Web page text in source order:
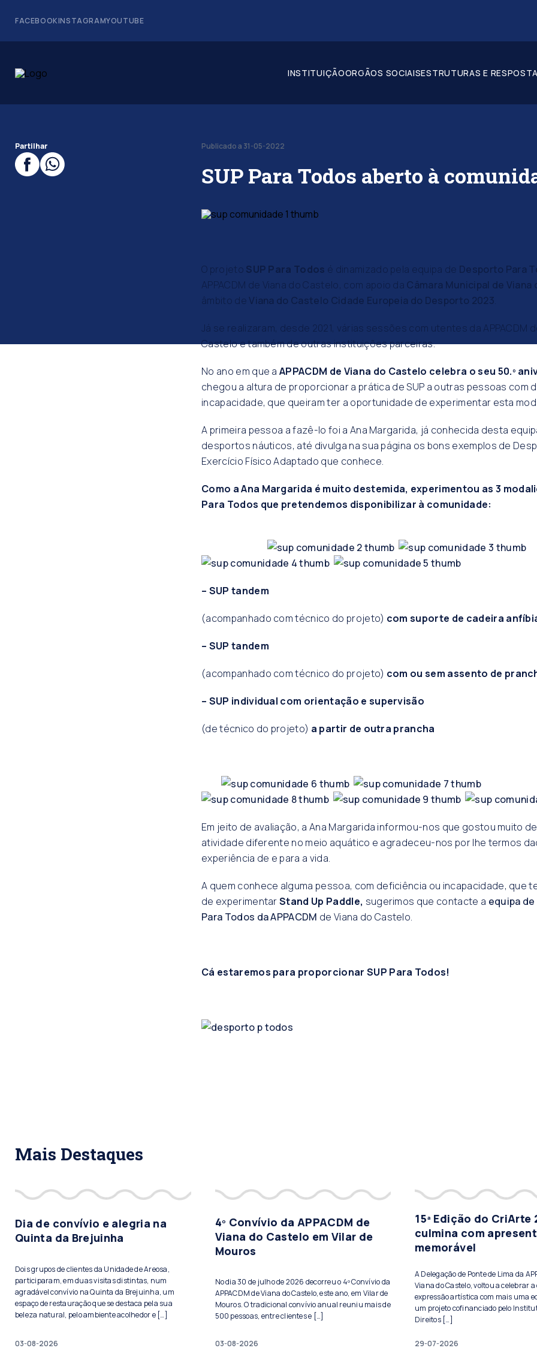
FACEBOOKINSTAGRAMYOUTUBE
INSTITUIÇÃOORGÃOS SOCIAISESTRUTURAS E
Partilhar Publicado a 31-05-2022
SUP Para Todos aberto à
O projeto SUP Para Todos é dinamizado pela equipa de Desporto Para
APPACDM de Viana do Castelo, com apoio da Câmara Municipal de
âmbito deViana do Castelo Cidade Europeia do Desporto 2023.
Já se realizaram, desde 2021, várias sessões com utentes da APPACDM
Castelo e também de outras instituições parceiras.
No ano em que aAPPACDM de Viana do Castelo celebra o seu 50.º
chegou a altura de proporcionar a prática de SUP a outras pessoas com
incapacidade, que queiram ter a oportunidade de experimentar esta
A primeira pessoa a fazê-lo foi a Ana Margarida, já conhecida desta
desportos náuticos, até divulga na sua página os bons exemplos de
Exercício Físico Adaptado que conhece.
Como a Ana Margarida é muito destemida, experimentou as 3
Para Todos que pretendemos disponibilizar à comunidade:
– SUP tandem
(acompanhado com técnico do projeto) com suporte de cadeira
– SUP tandem
(acompanhado com técnico do projeto) com ou sem assento de
– SUP individual com orientação e supervisão
(de técnico do projeto) a partir de outra prancha
Em jeito de avaliação, a Ana Margarida informou-nos que gostou muito
atividade diferente no meio aquático e agradeceu-nos por lhe termos
experiência de e para a vida.
A quem conhece alguma pessoa, com deficiência ou incapacidade, que
de experimentarStand Up Paddle, sugerimos que contacte a equipa
Para Todos da APPACDM de Viana do Castelo.
Cá estaremos para proporcionar SUP Para Todos!
Mais Destaques
Dia de convívio e alegria na
Quinta da Brejuinha
Dois grupos de clientes da Unidade de Areosa,
participaram, em duas visitas distintas, num
agradável convívio na Quinta da Brejuinha, um
espaço de restauração que se destaca pela sua
beleza natural, pelo ambiente acolhedor e […]
03-08-2026
4º Convívio da APPACDM de
Viana do Castelo em Vilar de
Mouros
No dia 30 de julho de 2026 decorreu o 4º Convívio da
APPACDM de Viana do Castelo, este ano, em Vilar de
Mouros. O tradicional convívio anual reuniu mais de
500 pessoas, entre clientes e […]
03-08-2026
15ª Edição do CriArte
culmina com
memorável
A Delegação de Ponte de Lima da
Viana do Castelo, voltou a celebrar
expressão artística com mais uma
um projeto cofinanciado pelo
Direitos […]
29-07-2026